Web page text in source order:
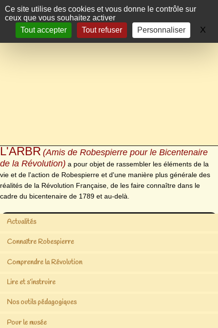
Panneau de gestion des cookies
Ce site utilise des cookies et vous donne le contrôle sur
ceux que vous souhaitez activer
Tout accepter
Tout refuser Personnaliser X
L'ARBR (Amis de Robespierre pour le Bicentenaire
de la Révolution) a pour objet de rassembler les éléments de la
vie et de l'action de Robespierre et d'une manière plus générale des
réalités de la Révolution Française, de les faire connaître dans le
cadre du bicentenaire de 1789 et au-delà.
Actualités
Connaître Robespierre
Comprendre la Révolution
Lire et s’instruire
Nos outils pédagogiques
Pour le musée